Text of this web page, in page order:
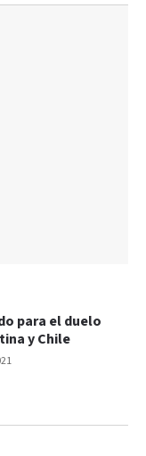
para el duelo
y Chile